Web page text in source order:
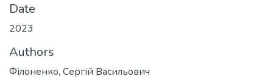
Date
2023
Authors
Філоненко, Сергій Васильович